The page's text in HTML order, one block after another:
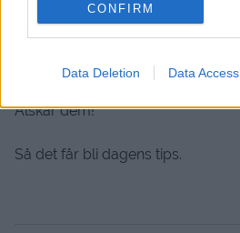
CONFIRM
Data Deletion Data Access
Älskar dem!
Så det får bli dagens tips.